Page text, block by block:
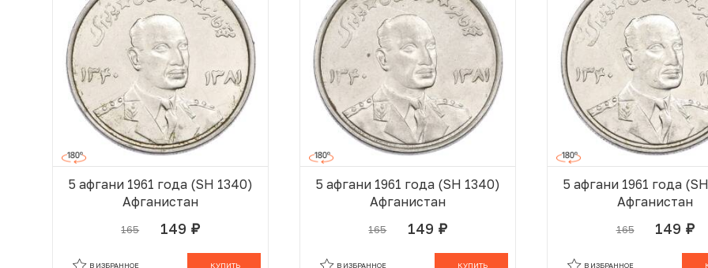
5 афгани 1961 года (SH 1340)
Афганистан
165 149 руб.
КУПИТЬ
В ИЗБРАННОЕ
5 афгани 1961 года (SH 1340)
Афганистан
165 149 руб.
КУПИТЬ
В ИЗБРАННОЕ
5 афгани 1961 года
Афганистан
165 149 руб.
В ИЗБРАННОЕ